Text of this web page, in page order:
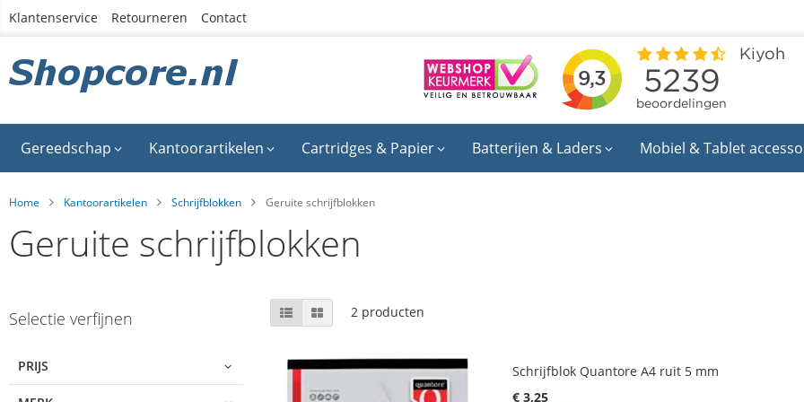
Ga
inhoud
Klantenservice Retourneren Contact
Gereedschap Kantoorartikelen Cartridges & Papier Batterijen & Laders Mobiel & Tablet
Home Kantoorartikelen Schrijfblokken Geruite schrijfblokken
Geruite schrijfblokken
to
list
Selectie verfijnen
PRIJS
Tonen
als
Lijst Foto-
tabel
2producten
Schrijfblok Quantore A4 ruit 5 mm
€ 3,25